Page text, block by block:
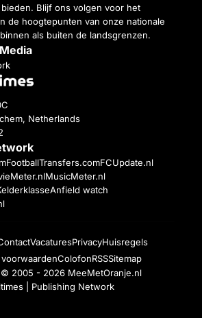
Blijf ons volgen voor het
de hoogtepunten van onze nationale
als buiten de landsgrenzen.
Netherlands
FootballTransfers.comFCUpdate.nl
MusicMeter.nl
Anfield watch
VacaturesPrivacyHuisregels
ColofonRSSSitemap
2005 - 2026 MeeMetOranje.nl
| Publishing Network